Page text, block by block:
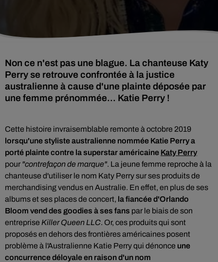
Non ce n'est pas une blague. La chanteuse Katy
Perry se retrouve confrontée à la justice
australienne à cause d'une plainte déposée par
une femme prénommée... Katie Perry !
Cette histoire invraisemblable remonte à octobre 2019
lorsqu'une styliste australienne nommée Katie Perrya
porté plainte contre la superstar américaine Katy Perry
pour "contrefaçon de marque". La jeune femme reproche à la
chanteuse d'utiliser le nom Katy Perry sur ses produits de
merchandising vendus en Australie. En effet, en plus de ses
albumset ses places de concert, la fiancée d'Orlando
Bloom vend des goodies à ses fans par le biais de son
entreprise Killer Queen LLC. Or, ces produits qui sont
proposés en dehors des frontières américaines posent
problème à l'Australienne Katie Perry qui dénonce une
concurrence déloyale en raison d'un nom